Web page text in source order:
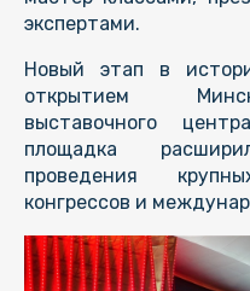
экспертами.
Новый этап в
открытием
выставочного
площадка
проведения
конгрессов и